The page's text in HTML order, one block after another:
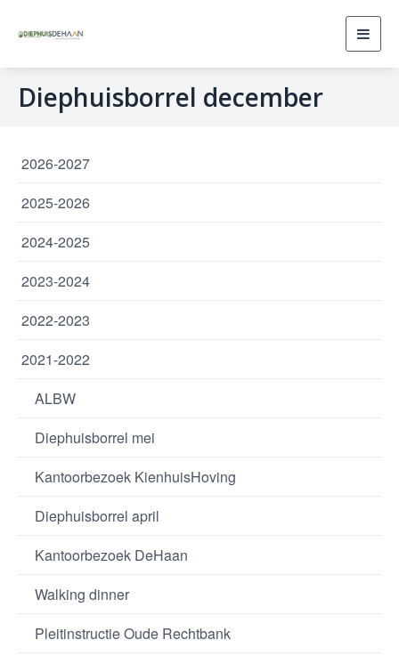
Diephuisborrel december
2026-2027
2025-2026
2024-2025
2023-2024
2022-2023
2021-2022
ALBW
Diephuisborrel mei
Kantoorbezoek KienhuisHoving
Diephuisborrel april
Kantoorbezoek DeHaan
Walking dinner
Pleitinstructie Oude Rechtbank